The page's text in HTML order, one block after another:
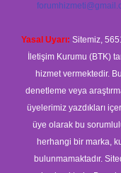
Yasal Uyarı: Sitemiz,
İletişim Kurumu (BTK)
hizmet vermektedir.
denetleme veya
üyelerimiz yazdıkları
üye olarak bu
herhangi bir marka,
bulunmamaktadır.